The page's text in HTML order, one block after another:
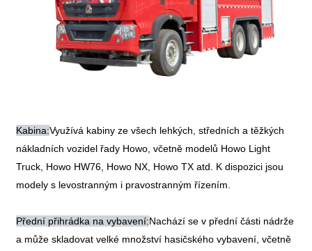
Kabina:Využívá kabiny ze všech lehkých, středních a těžkých
nákladních vozidel řady Howo, včetně modelů Howo Light
Truck, Howo HW76, Howo NX, Howo TX atd. K dispozici jsou
modely s levostranným i pravostranným řízením.
Přední přihrádka na vybavení:Nachází se v přední části nádrže
a může skladovat velké množství hasičského vybavení, včetně